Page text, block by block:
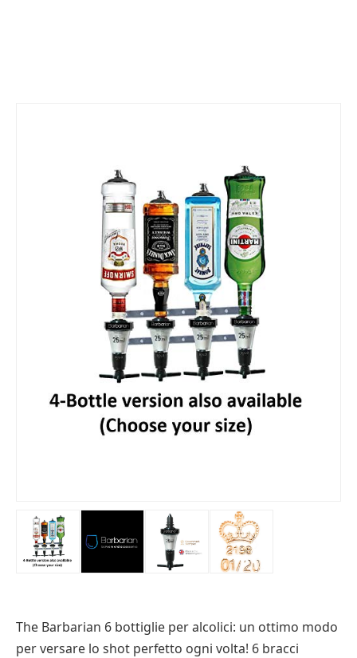
The Barbarian 6 bottiglie per alcolici: un ottimo modo
per versare lo shot perfetto ogni volta! 6 bracci